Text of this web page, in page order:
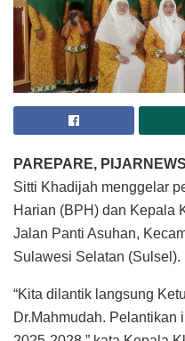
PAREPARE,
Sitti Khadijah menggelar
Harian (BPH) dan Kepala
Jalan Panti Asuhan,
Sulawesi Selatan (Sulsel).
“Kita dilantik langsung
Dr.Mahmudah. Pelantikan